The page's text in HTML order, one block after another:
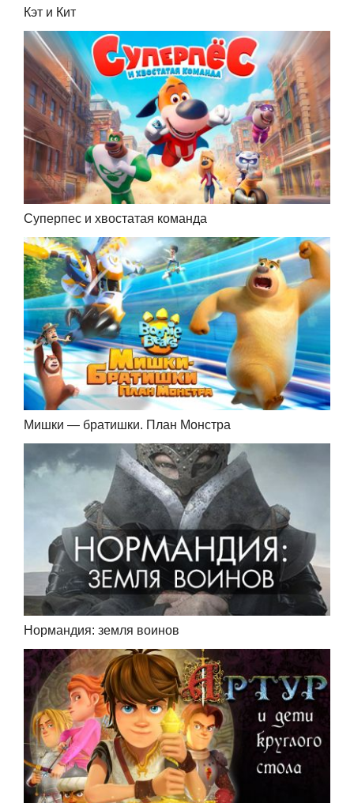
Кэт и Кит
Суперпес и хвостатая команда
Мишки — братишки. План Монстра
Нормандия: земля воинов